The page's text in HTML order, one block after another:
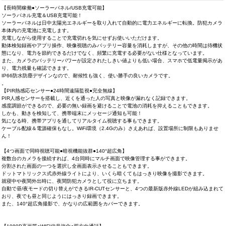
【長時間稼働●ソーラーパネル/USB充電可能】
ソーラパネル充電＆USB充電可能！
ソーラーパネルは日中太陽光エネルギーを取り入れて自動的に電力エネルギーに転換。防犯カメラ
本体内の充電池に充電します。
充電しながら使用することで充電切れを気にせずお使いいただけます。
動体検知録画やアプリ操作、映像視聴のみバッテリー容量を消耗しますが、その他の時間は待機状
態になり、電力を節約できるだけでなく、頻繁に充電する必要がない仕様となっています。
また、カメラのバッテリーパワーが設定されたしきい値よりも低い場合、スマホで低電量掲示があ
り、電力残量も確認できます。
IP66防水防塵デザインなので、耐候性も強く、使い勝手の良いカメラです。
【PIR熱感応センサー●24時間遠隔監視●完全無線】
PIR人感センサーを搭載し、近くを通った人の写真と映像が漏れなく記録できます。
感度調節ができるので、必要の無い録画を避けることで電池の消耗を抑えることもできます。
しかも、動きを検知して、携帯端末にメッセージ通知も可能！
気になる時、携帯アプリを通してリアルタイム視聴する事もできます。
ケーブル配線＆電源確保もなし。WiFi環境（2.4Gのみ）さえあれば、設置場所に制限もありませ
ん！
【4つ画面で同時視聴可能●暗視機能抜群●140°超広角】
複数台のカメラを接続すれば、4台同時にマルチ画面で映像管理する事ができます。
分割された画面の一つを選択し全画面表示させることもできます。
ドットマトリックス式赤外線ライトにより、いくら暗くてもはっきり映像を撮影できます。
就寝中や夜間外出時に、夜間防犯カメラとして役に立ちます。
自動で昼/夜モードの切り替えができるIR-CUTセンサーと、4つの最新版赤外線LEDが組み込まれて
おり、夜でも昼と同じようにはっきり録画できます。
また、140°超広角撮影で、かなりの広範囲をカバーできます。